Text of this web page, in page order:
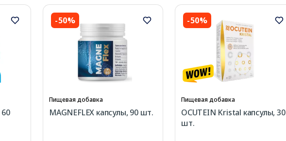
-50%
Пищевая добавка
MAGNEFLEX капсулы, 90 шт.
-50%
Пищевая добавка
OCUTEIN Kristal капсулы, 30
шт.